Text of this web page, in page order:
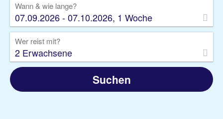
Wann & wie lange?
07.09.2026 - 07.10.2026, 1 Woche
Wer reist mit?
2 Erwachsene
Suchen